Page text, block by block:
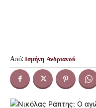
Από: Ισμήνη Ανδριανού